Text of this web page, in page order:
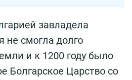
завладела
не смогла долго
и к 1200 году было
Болгарское Царство со